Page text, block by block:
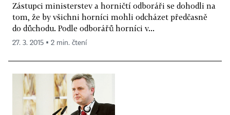
Zástupci ministerstev a horničtí odboráři se dohodli na
tom, že by všichni horníci mohli odcházet předčasně
do důchodu. Podle odborářů horníci v...
27. 3. 2015 ▪ 2 min. čtení